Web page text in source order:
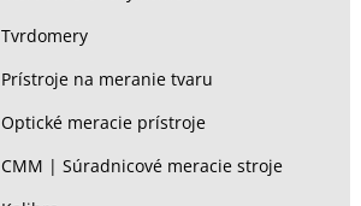
Tvrdomery
Prístroje na meranie tvaru
Optické meracie prístroje
CMM | Súradnicové meracie stroje